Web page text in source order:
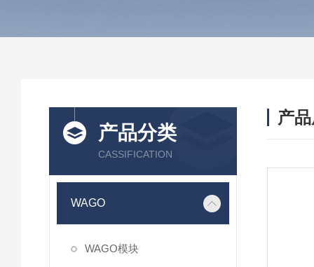
产品分类
CASSIFICATION
WAGO
WAGO模块
产